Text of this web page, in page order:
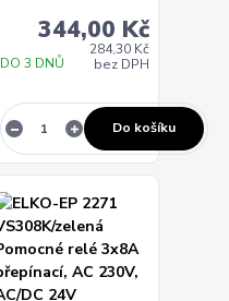
344,00 Kč
284,30 Kč
bez DPH
DO 3 DNŮ
Do košíku